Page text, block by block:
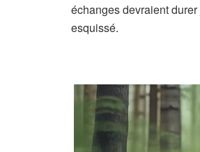
échanges devraient
esquissé.